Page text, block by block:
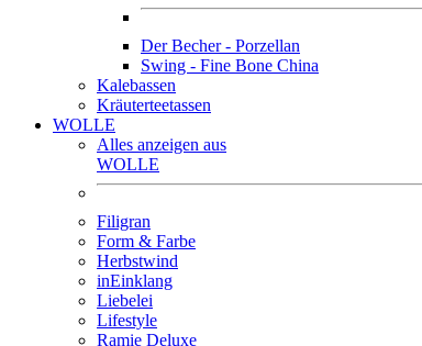
Der Becher - Porzellan
Swing - Fine Bone China
Kalebassen
Kräuterteetassen
WOLLE
Alles anzeigen aus
WOLLE
Filigran
Form & Farbe
Herbstwind
inEinklang
Liebelei
Lifestyle
Ramie Deluxe